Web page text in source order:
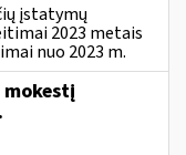
įstatymų
2023 metais
nuo 2023 m.